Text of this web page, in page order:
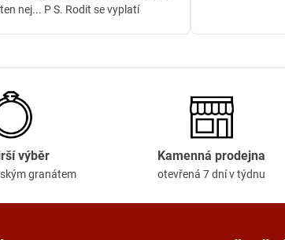
nej... P S. Rodit se vyplatí
výběr
granátem
Kamenná prodejna
otevřená 7 dní v týdnu